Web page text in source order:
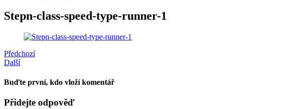
Stepn-class-speed-type-runner-1
Předchozí
Další
Buďte první, kdo vloží komentář
Přidejte odpověď